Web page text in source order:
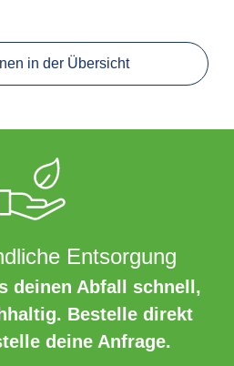
in der Übersicht
Entsorgung
deinen Abfall schnell,
Bestelle direkt
deine Anfrage.